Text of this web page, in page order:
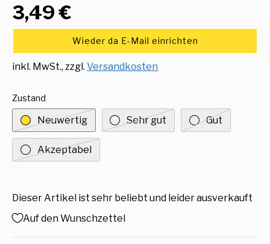
3,49 €
Wieder da E-Mail einrichten
inkl. MwSt., zzgl. Versandkosten
Zustand
Neuwertig Sehr gut Gut
Akzeptabel
Dieser Artikel ist sehr beliebt und leider ausverkauft
Auf den Wunschzettel